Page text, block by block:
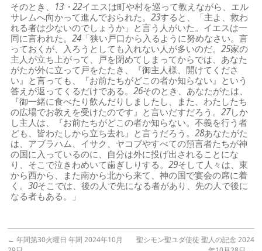
そのとき、 13・22イエスは町や村を巡って教えながら、エル
サレムへ向かって進んでおられた。23すると、「主よ、救わ
れる者は少ないのでしょうか」と言う人がいた。イエスは一
同に言われた。24 「狭い戸口から入るように努めなさい。言
っておくが、入ろうとしても入れない人が多いのだ。25家の
主人が立ち上がって、戸を閉めてしまってからでは、あなた
がたが外に立って戸をたたき、『御主人様、開けてくださ
い』と言っても、『お前たちがどこの者か知らない』という
答えが返ってくるだけである。26そのとき、あなたがたは、
『御一緒に食べたり飲んだりしましたし、また、わたしたち
の広場でお教えを受けたのです』と言いだすだろう。27しか
し主人は、『お前たちがどこの者か知らない。不義を行う者
ども、皆わたしから立ち去れ』と言うだろう。28あなたがた
は、アブラハム、イサク、ヤコブやすべての預言者たちが神
の国に入っているのに、自分は外に投げ出されることにな
り、そこで泣きわめいて歯ぎしりする。29そして人々は、東
から西から、また南から北から来て、神の国で宴会の席に着
く。30そこでは、後の人で先になる者があり、先の人で後に
なる者もある。」
← 年間第30火曜日 年間 2024年10月
聖シモン聖ユダ使徒 聖人の記念 2024